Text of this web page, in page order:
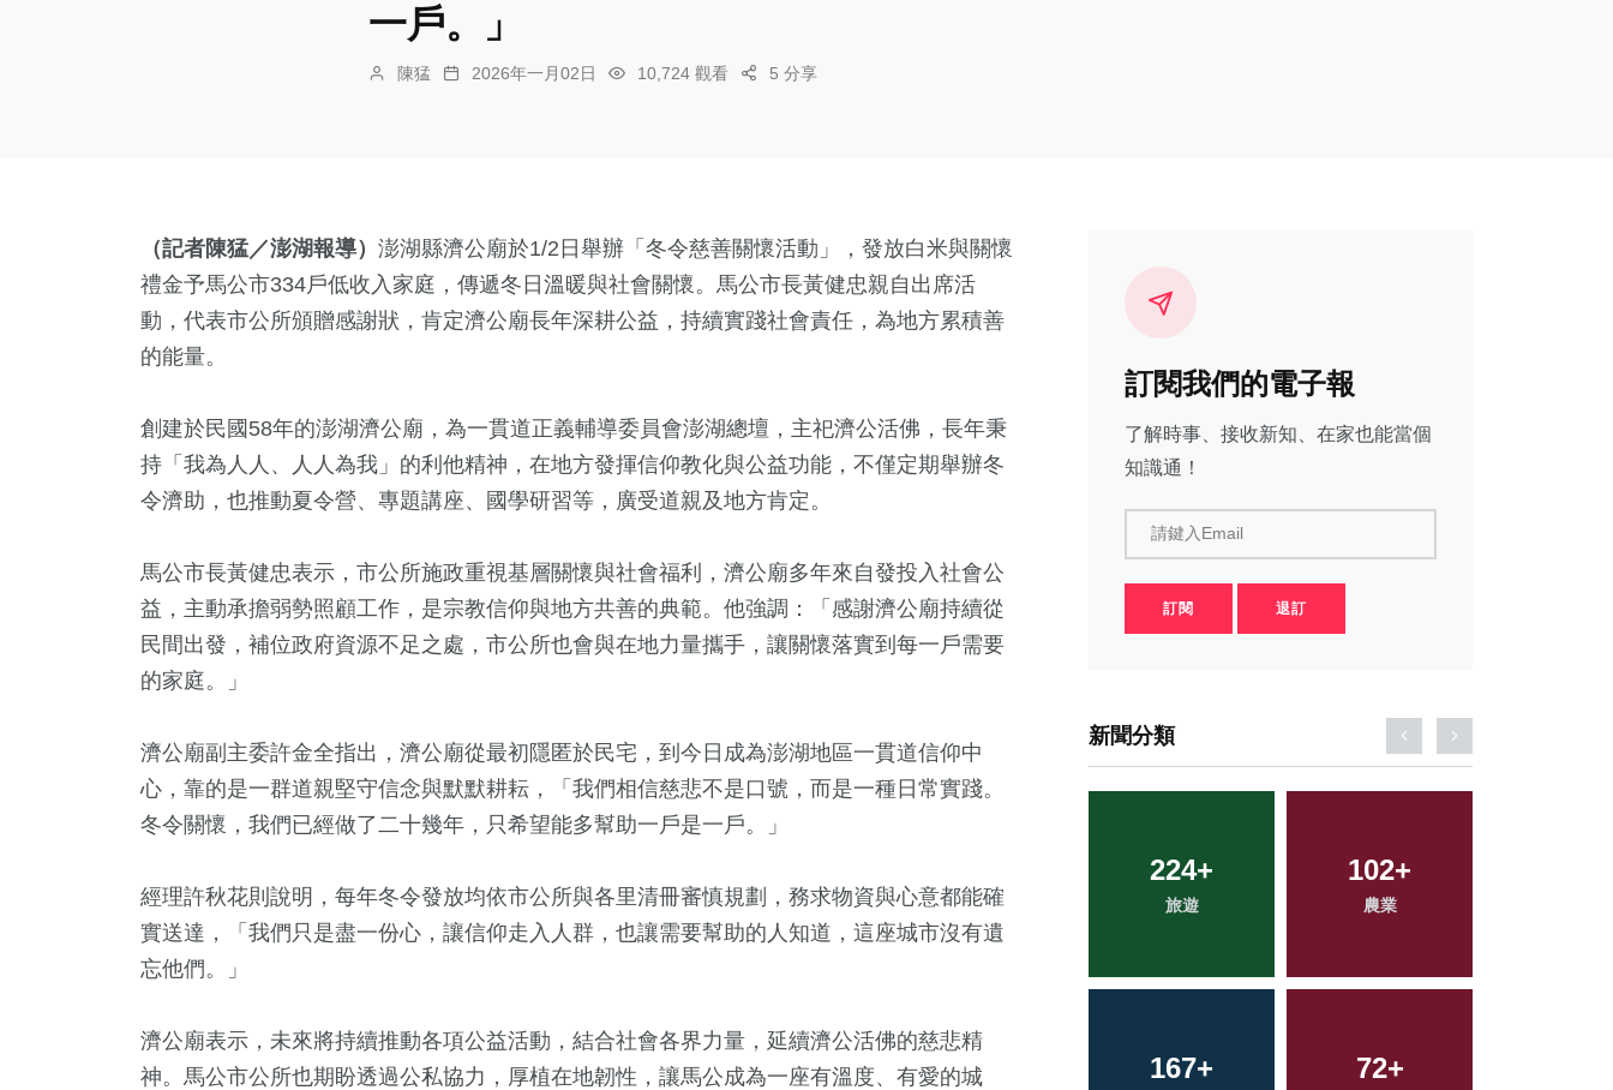
一戶。」
陳猛 2026年一月02日 10,724 觀看 5 分享
（記者陳猛／澎湖報導） 澎湖縣濟公廟於1/2日舉辦「冬令慈善關懷活動」，發放白米與關懷
禮金予馬公市334戶低收入家庭，傳遞冬日溫暖與社會關懷。馬公市長黃健忠親自出席活
動，代表市公所頒贈感謝狀，肯定濟公廟長年深耕公益，持續實踐社會責任，為地方累積善
的能量。
創建於民國58年的澎湖濟公廟，為一貫道正義輔導委員會澎湖總壇，主祀濟公活佛，長年秉
持「我為人人、人人為我」的利他精神，在地方發揮信仰教化與公益功能，不僅定期舉辦冬
令濟助，也推動夏令營、專題講座、國學研習等，廣受道親及地方肯定。
馬公市長黃健忠表示，市公所施政重視基層關懷與社會福利，濟公廟多年來自發投入社會公
益，主動承擔弱勢照顧工作，是宗教信仰與地方共善的典範。他強調：「感謝濟公廟持續從
民間出發，補位政府資源不足之處，市公所也會與在地力量攜手，讓關懷落實到每一戶需要
的家庭。」
濟公廟副主委許金全指出，濟公廟從最初隱匿於民宅，到今日成為澎湖地區一貫道信仰中
心，靠的是一群道親堅守信念與默默耕耘，「我們相信慈悲不是口號，而是一種日常實踐。
冬令關懷，我們已經做了二十幾年，只希望能多幫助一戶是一戶。」
經理許秋花則說明，每年冬令發放均依市公所與各里清冊審慎規劃，務求物資與心意都能確
實送達，「我們只是盡一份心，讓信仰走入人群，也讓需要幫助的人知道，這座城市沒有遺
忘他們。」
濟公廟表示，未來將持續推動各項公益活動，結合社會各界力量，延續濟公活佛的慈悲精
神。馬公市公所也期盼透過公私協力，厚植在地韌性，讓馬公成為一座有溫度、有愛的城
訂閱我們的電子報
了解時事、接收新知、在家也能當個
知識通！
請鍵入Email
訂閱 退訂
新聞分類
大陸
333+
科技新知 宗教
301+
224+
旅遊
102+
農業
167+ 72+
978+
綜合新聞
3+
大陸
567+ 329+